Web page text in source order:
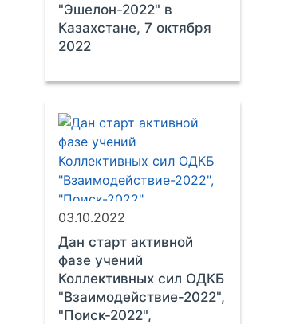
"Эшелон-2022" в
Казахстане, 7 октября
2022
03.10.2022
Дан старт активной
фазе учений
Коллективных сил ОДКБ
"Взаимодействие-2022",
"Поиск-2022",